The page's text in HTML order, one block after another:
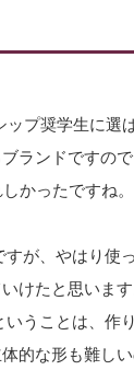
プ奨学生に選
ランドですの
かったですね。
が、やはり使
けたと思いま
うことは、作
的な形も難し